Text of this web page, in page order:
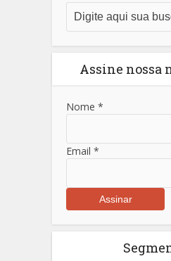
Assine nossa
Nome *
Email *